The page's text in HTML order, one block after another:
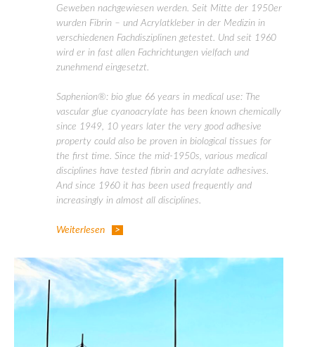
Geweben nachgewiesen werden. Seit Mitte der 1950er
wurden Fibrin – und Acrylatkleber in der Medizin in
verschiedenen Fachdisziplinen getestet. Und seit 1960
wird er in fast allen Fachrichtungen vielfach und
zunehmend eingesetzt.
Saphenion®: bio glue 66 years in medical use: The
vascular glue cyanoacrylate has been known chemically
since 1949, 10 years later the very good adhesive
property could also be proven in biological tissues for
the first time. Since the mid-1950s, various medical
disciplines have tested fibrin and acrylate adhesives.
And since 1960 it has been used frequently and
increasingly in almost all disciplines.
Weiterlesen